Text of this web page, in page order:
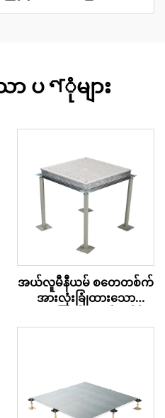
ပণုံများ
အယ်လူမီနီယမ် စတေတစ်က်
အားလုံးခြုံထားသော
လော့ဖ်